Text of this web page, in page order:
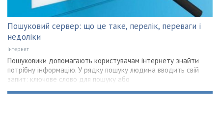
Пошуковий сервер: що це таке, перелік, переваги і
недоліки
Інтернет
Пошуковики допомагають користувачам інтернету знайти
потрібну інформацію. У рядку пошуку людина вводить свій
запит: ключове слово для пошуку або